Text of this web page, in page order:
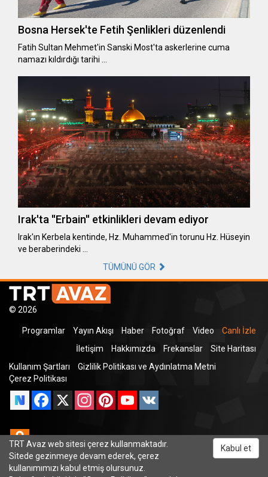
Bosna Hersek'te Fetih Şenlikleri düzenlendi
Fatih Sultan Mehmet'in Sanski Most'ta askerlerine cuma
namazı kıldırdığı tarihi …
Irak'ta ''Erbain'' etkinlikleri devam ediyor
Irak'ın Kerbela kentinde, Hz. Muhammed'in torunu Hz. Hüseyin
ve beraberindeki …
TÜMÜNÜ GÖR
© 2026
Programlar Yayın Akışı Haber Fotoğraf Video
Canlı İzle
İletişim
Hakkımızda Frekanslar
Site Haritası
Kullanım Şartları
Gizlilik Politikası ve Aydınlatma Metni
Çerez Politikası
Facebook
X InstagramPinterestYouTube
Odnoklassniki
TRT Avaz web sitesi çerez kullanmaktadır.
Sitede gezinmeye devam ederek, çerez
kullanımımızı kabul etmiş olursunuz.
Kabul et